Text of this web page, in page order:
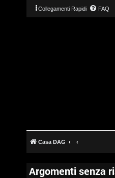
Collegamenti Rapidi FAQ
Casa DAG
Argomenti senza